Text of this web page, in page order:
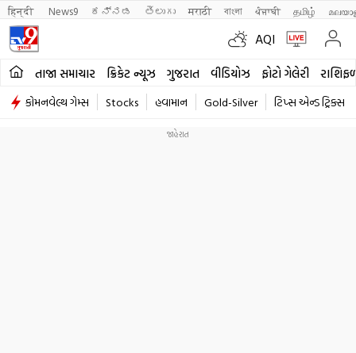
हिन्दी News9 ಕನ್ನಡ తెలుగు मराठी বাংলা ਪੰਜਾਬੀ தமிழ்
AQI
તાજા સમાચાર ક્રિકેટ ન્યૂઝ ગુજરાત વીડિયોઝ ફોટો ગેલેરી
કોમનવેલ્થ ગેમ્સ Stocks હવામાન Gold-Silver ટિપ્સ એન્ડ ટ્રિક્સ